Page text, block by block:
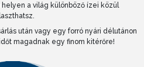
a világ különböző ízei közül
után vagy egy forró nyári délutánon
magadnak egy finom kitérőre!